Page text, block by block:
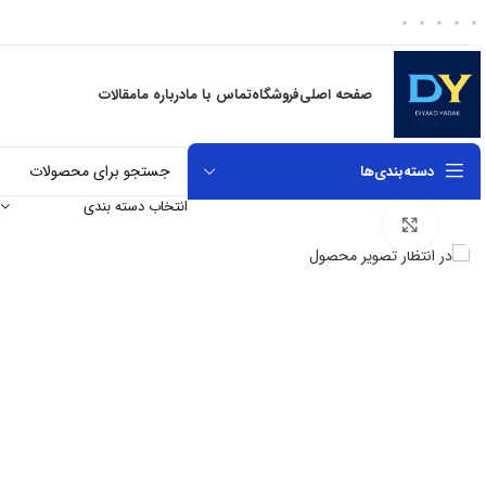
صفحه اصلیفروشگاهتماس با مادرباره مامقالات
دسته‌بندی‌ها
انتخاب دسته بندی